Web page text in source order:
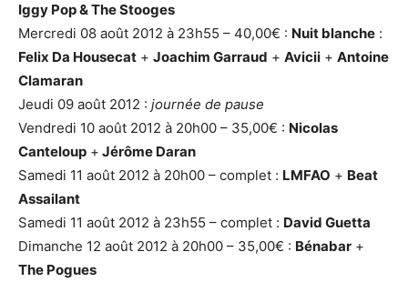
Iggy Pop & The Stooges
Mercredi 08 août 2012 à 23h55 – 40,00€ : Nuit blanche :
Felix Da Housecat + Joachim Garraud + Avicii + Antoine
Clamaran
Jeudi 09 août 2012 : journée de pause
Vendredi 10 août 2012 à 20h00 – 35,00€ : Nicolas
Canteloup + Jérôme Daran
Samedi 11 août 2012 à 20h00 – complet : LMFAO + Beat
Assailant
Samedi 11 août 2012 à 23h55 – complet : David Guetta
Dimanche 12 août 2012 à 20h00 – 35,00€ : Bénabar +
The Pogues